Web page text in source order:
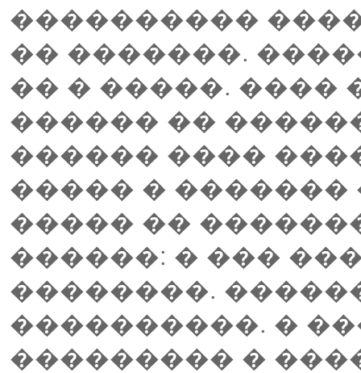
����������
�� �������.
�� � �����. ����
������ ��
������ ����
����� �
����� ��
������: � ���
��������.
����������. �
��������� �